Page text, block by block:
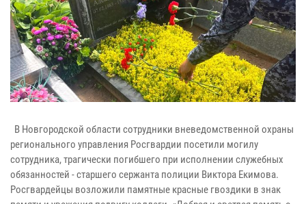
В Новгородской области сотрудники вневедомственной охраны
регионального управления Росгвардии посетили могилу
сотрудника, трагически погибшего при исполнении служебных
обязанностей - старшего сержанта полиции Виктора Екимова.
Росгвардейцы возложили памятные красные гвоздики в знак